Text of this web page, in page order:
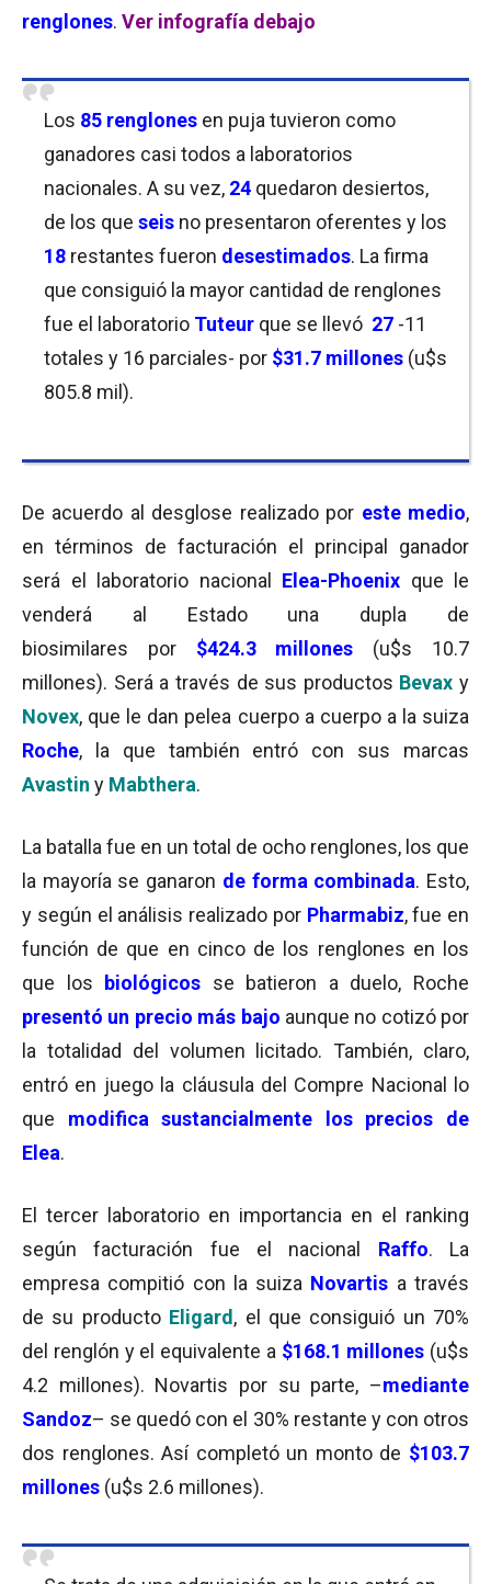
renglones. Ver infografía debajo
Los 85 renglones en puja tuvieron como
ganadores casi todos a laboratorios
nacionales. A su vez, 24 quedaron desiertos,
de los que seis no presentaron oferentes y los
18 restantes fueron desestimados. La firma
que consiguió la mayor cantidad de renglones
fue el laboratorio Tuteur que se llevó 27 -11
totales y 16 parciales- por $31.7 millones (u$s
805.8 mil).
De acuerdo al desglose realizado por este medio,
en términos de facturación el principal ganador
será el laboratorio nacional Elea-Phoenix que le
venderá al Estado una dupla de
biosimilares por $424.3 millones (u$s 10.7
millones). Será a través de sus productos Bevax y
Novex, que le dan pelea cuerpo a cuerpo a la suiza
Roche, la que también entró con sus marcas
Avastin y Mabthera.
La batalla fue en un total de ocho renglones, los que
la mayoría se ganaron de forma combinada. Esto,
y según el análisis realizado por Pharmabiz, fue en
función de que en cinco de los renglones en los
que los
biológicos se batieron a duelo, Roche
presentó un precio más bajo aunque no cotizó por
la totalidad del volumen licitado. También, claro,
entró en juego la cláusula del Compre Nacional lo
que modifica sustancialmente los precios de
Elea.
El tercer laboratorio en importancia en el ranking
según facturación fue el nacional Raffo. La
empresa compitió con la suiza Novartis a través
de su producto Eligard , el que consiguió un 70%
del renglón y el equivalente a $168.1 millones (u$s
4.2 millones). Novartis por su parte, –mediante
Sandoz– se quedó con el 30% restante y con otros
dos renglones. Así completó un monto de $103.7
millones (u$s 2.6 millones).